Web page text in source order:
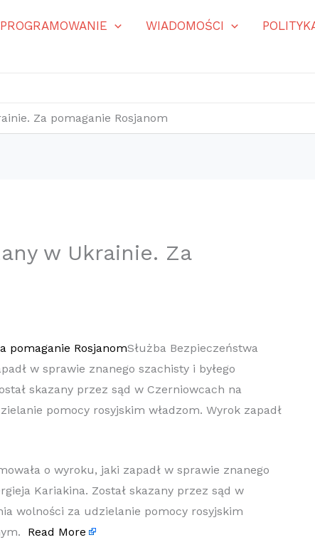
WIADOMOŚCI
Za pomaganie Rosjanom
w Ukrainie. Za
Służba Bezpieczeństwa
w sprawie znanego szachisty i byłego
skazany przez sąd w Czerniowcach na
pomocy rosyjskim władzom. Wyrok zapadł
o wyroku, jaki zapadł w sprawie znanego
Kariakina. Został skazany przez sąd w
wolności za udzielanie pomocy rosyjskim
Read More